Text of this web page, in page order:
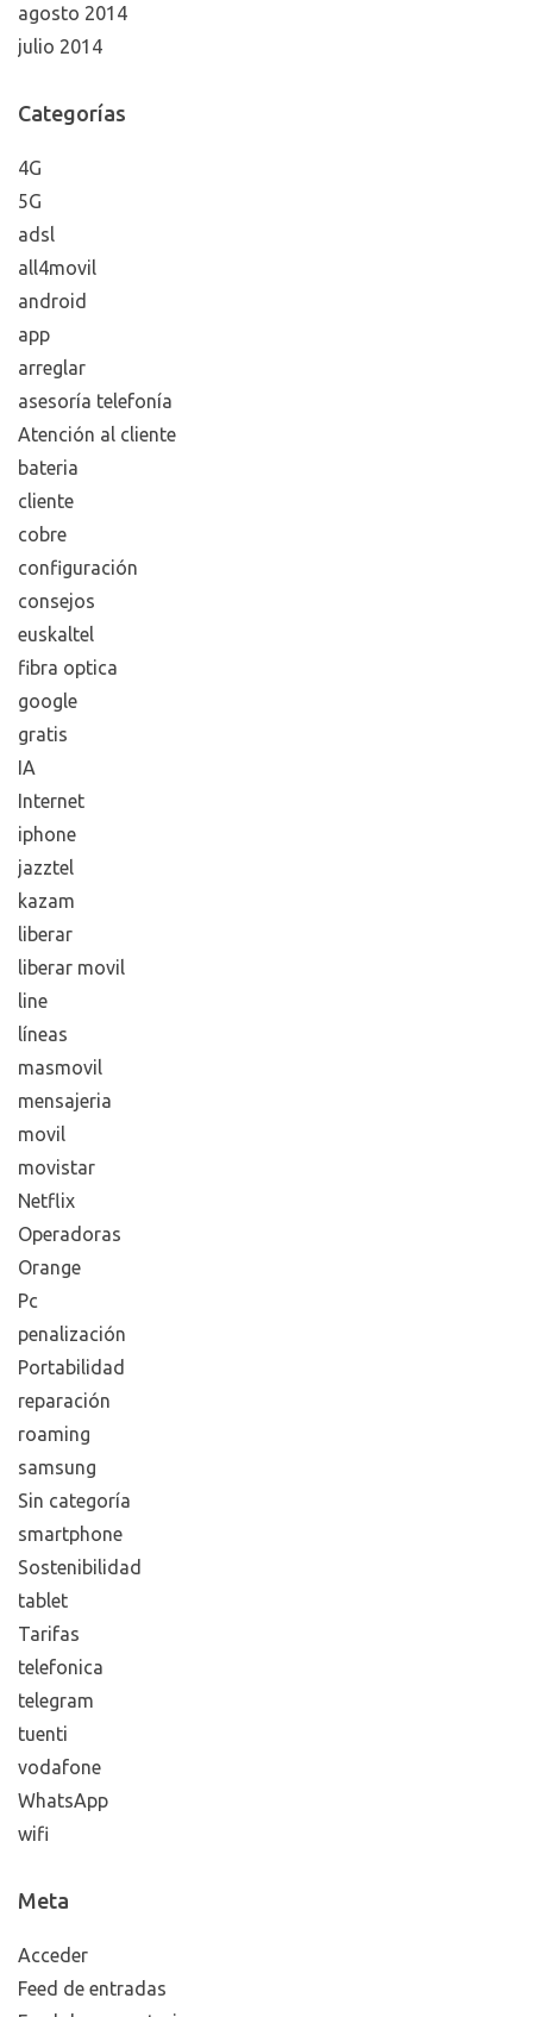
agosto 2014
julio 2014
Categorías
4G
5G
adsl
all4movil
android
app
arreglar
asesoría telefonía
Atención al cliente
bateria
cliente
cobre
configuración
consejos
euskaltel
fibra optica
google
gratis
IA
Internet
iphone
jazztel
kazam
liberar
liberar movil
line
líneas
masmovil
mensajeria
movil
movistar
Netflix
Operadoras
Orange
Pc
penalización
Portabilidad
reparación
roaming
samsung
Sin categoría
smartphone
Sostenibilidad
tablet
Tarifas
telefonica
telegram
tuenti
vodafone
WhatsApp
wifi
Meta
Acceder
Feed de entradas